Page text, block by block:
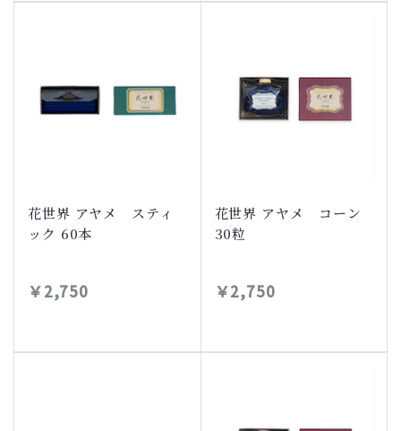
花世界 アヤメ スティ
ック 60本
￥2,750
花世界 アヤメ コーン
30粒
￥2,750